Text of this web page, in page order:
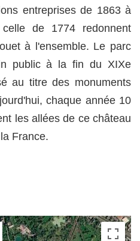
entreprises de 1863 à
de 1774 redonnent
à l'ensemble. Le parc
public à la fin du XIXe
au titre des monuments
chaque année 10
les allées de ce château
France.